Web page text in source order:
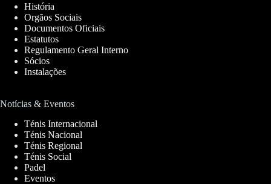
História
Orgãos Sociais
Documentos Oficiais
Estatutos
Regulamento Geral Interno
Sócios
Instalações
Notícias & Eventos
Ténis Internacional
Ténis Nacional
Ténis Regional
Ténis Social
Padel
Eventos